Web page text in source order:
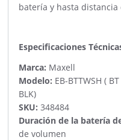
batería y hasta distancia
Especificaciones
Marca: Maxell
Modelo: EB-BTTWSH (
BLK)
SKU: 348484
Duración de la batería
de volumen